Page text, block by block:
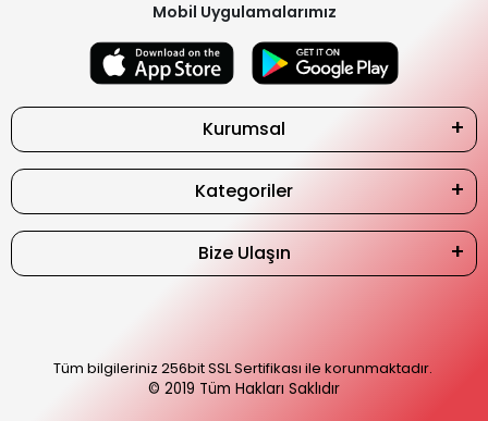
Mobil Uygulamalarımız
Kurumsal
Kategoriler
Bize Ulaşın
Tüm bilgileriniz 256bit SSL Sertifikası ile korunmaktadır.
© 2019 Tüm Hakları Saklıdır